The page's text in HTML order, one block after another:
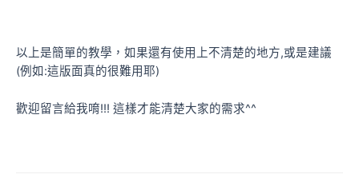
以上是簡單的教學，如果還有使用上不清楚的地方,或是建議
(例如:這版面真的很難用耶)
歡迎留言給我唷!!! 這樣才能清楚大家的需求^^